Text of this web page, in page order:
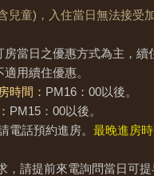
兒童)，入住當日無法接受
房當日之優惠方式為主，續
用續住優惠。
時間： PM16：00以後。
PM15：00以後。
電話預約進房。 最晚進房
請提前來電詢問當日可